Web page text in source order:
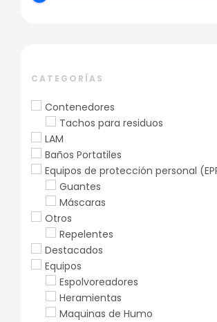
CATEGORÍAS
Contenedores
Tachos para residuos
LAM
Baños Portatiles
Equipos de protección personal
Guantes
Máscaras
Otros
Repelentes
Destacados
Equipos
Espolvoreadores
Heramientas
Maquinas de Humo